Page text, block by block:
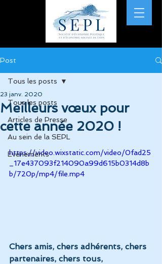
Post
Tous les posts
Articles de Presse
Au sein de la SEPL
Evénements
Tous les posts
Meilleurs vœux pour
cette année 2020 !
23 janv. 2020
https://video.wixstatic.com/video/0fad25
_17e437093f214090a99d615b0314d8b
b/720p/mp4/file.mp4
Chers amis, chers adhérents, chers
partenaires, chers tous,